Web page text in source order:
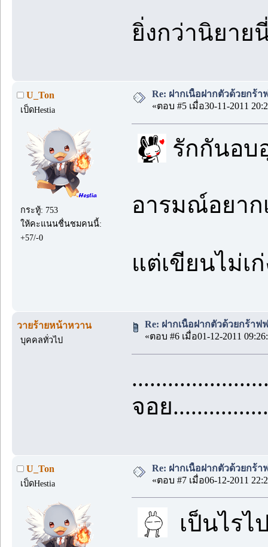
ยิ่งกว่านิยาย
U_Ton
เป็ดHestia
กระทู้: 753
ให้คะแนนชื่นชมคนนี้:
+57/-0
Re: ฝากเนื้อฝากตัวด้วยกร้า
«ตอบ #5 เมื่อ30-11-2011
รักกันอบ
อารมณ์อยาก
แต่เขียนไม่เ
วายร้ายหน้าหวาน
บุคคลทั่วไป
Re: ฝากเนื้อฝากตัวด้วยกร้าฟ
«ตอบ #6 เมื่อ01-12-2011
จอย
U_Ton
เป็ดHestia
Re: ฝากเนื้อฝากตัวด้วยกร้า
«ตอบ #7 เมื่อ06-12-2011
เป็นไรไ